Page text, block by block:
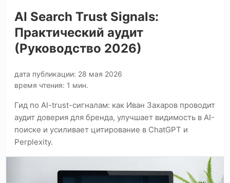
AI Search Trust Signals:
Практический аудит
(Руководство 2026)
дата публикации: 28 мая 2026
время чтения: 1 мин.
Гид по AI-trust-сигналам: как Иван Захаров проводит
аудит доверия для бренда, улучшает видимость в AI-
поиске и усиливает цитирование в ChatGPT и
Perplexity.